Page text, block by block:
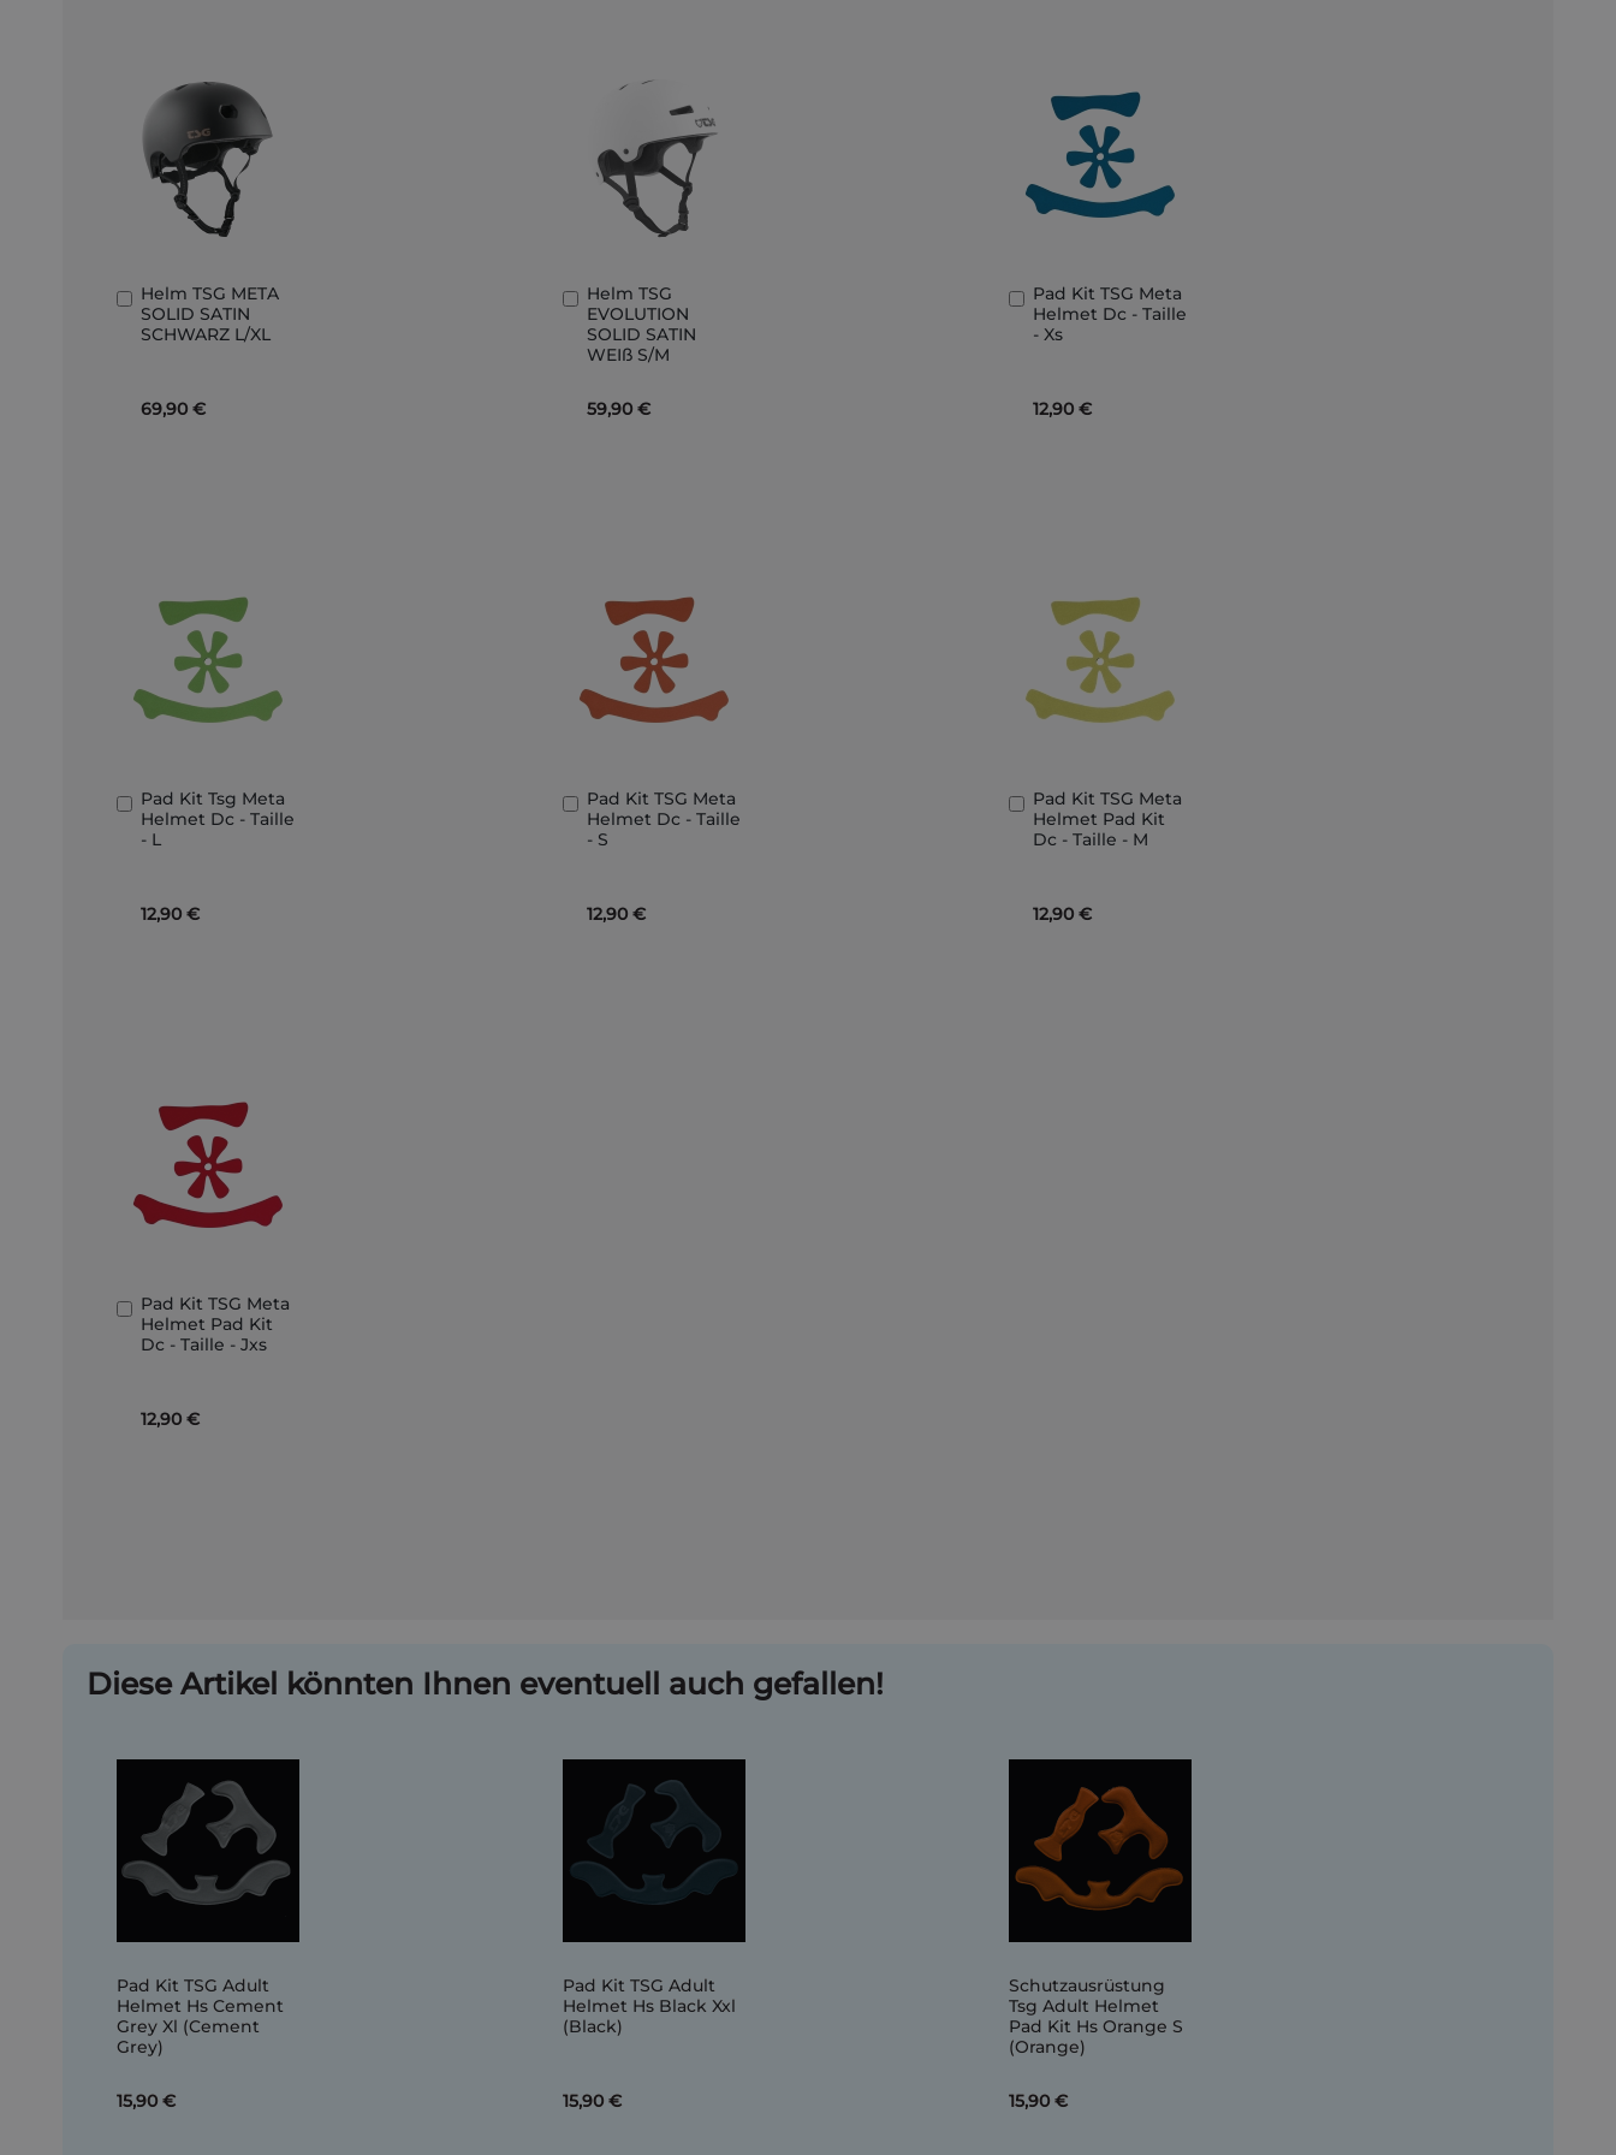
Helm TSG META
SOLID SATIN
SCHWARZ L/XL
69,90 €
In
den
Warenkorb
Helm TSG
EVOLUTION
SOLID SATIN
WEIß S/M
59,90 €
In
den
Warenkorb
Pad Kit TSG Meta
Helmet Dc - Taille
- Xs
12,90 €
In
den
Warenkorb
Pad Kit Tsg Meta
Helmet Dc - Taille
- L
12,90 €
In
den
Warenkorb
Pad Kit TSG Meta
Helmet Dc - Taille
- S
12,90 €
In
den
Warenkorb
Pad Kit TSG Meta
Helmet Pad Kit
Dc - Taille - M
12,90 €
In
den
Warenkorb
Pad Kit TSG Meta
Helmet Pad Kit
Dc - Taille - Jxs
12,90 €
In
den
Warenkorb
Diese Artikel könnten Ihnen eventuell auch gefallen!
Pad Kit TSG Adult
Helmet Hs Cement
Grey Xl (Cement
Grey)
15,90 €
Pad Kit TSG Adult
Helmet Hs Black Xxl
(Black)
15,90 €
Schutzausrüstung
Tsg Adult Helmet
Pad Kit Hs Orange S
(Orange)
15,90 €